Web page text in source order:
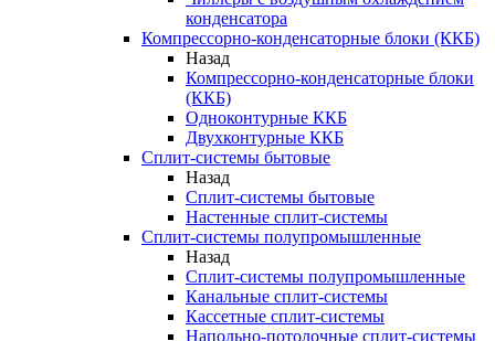
конденсатора
Компрессорно-конденсаторные блоки (ККБ)
Назад
Компрессорно-конденсаторные блоки
(ККБ)
Одноконтурные ККБ
Двухконтурные ККБ
Сплит-системы бытовые
Назад
Сплит-системы бытовые
Настенные сплит-системы
Сплит-системы полупромышленные
Назад
Сплит-системы полупромышленные
Канальные сплит-системы
Кассетные сплит-системы
Напольно-потолочные сплит-системы